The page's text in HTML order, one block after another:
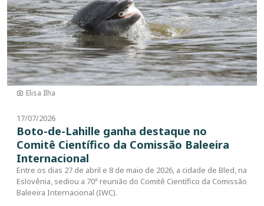
Elisa Ilha
17/07/2026
Boto-de-Lahille ganha destaque no
Comitê Científico da Comissão Baleeira
Internacional
Entre os dias 27 de abril e 8 de maio de 2026, a cidade de Bled, na
Eslovênia, sediou a 70ª reunião do Comitê Científico da Comissão
Baleeira Internacional (IWC).